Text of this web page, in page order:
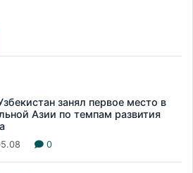
занял первое место в
Азии по темпам развития
0